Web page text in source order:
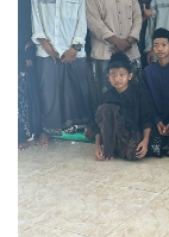
LIFESTYLE
INDEKS
HEALTHY